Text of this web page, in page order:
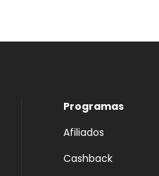
Programas
Afiliados
Cashback